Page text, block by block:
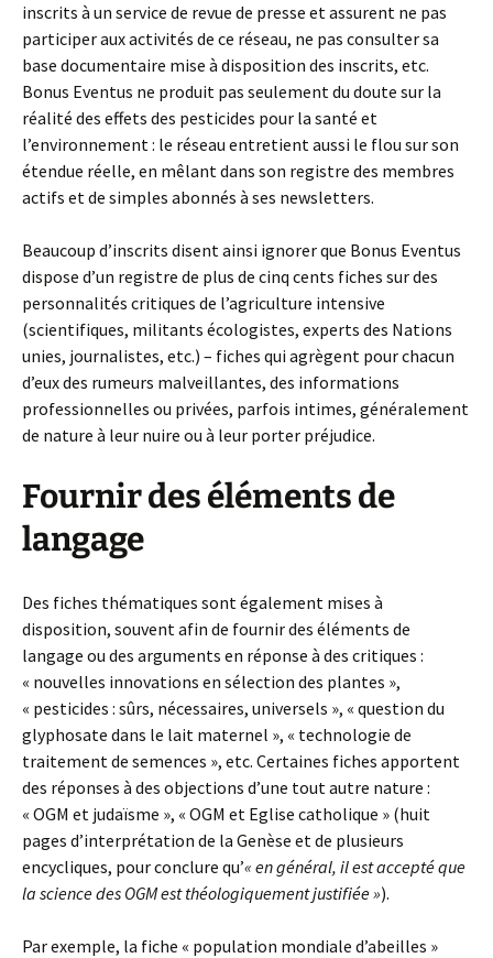
inscrits à un service de revue de presse et assurent ne pas
participer aux activités de ce réseau, ne pas consulter sa
base documentaire mise à disposition des inscrits, etc.
Bonus Eventus ne produit pas seulement du doute sur la
réalité des effets des pesticides pour la santé et
l’environnement : le réseau entretient aussi le flou sur son
étendue réelle, en mêlant dans son registre des membres
actifs et de simples abonnés à ses newsletters.
Beaucoup d’inscrits disent ainsi ignorer que Bonus Eventus
dispose d’un registre de plus de cinq cents fiches sur des
personnalités critiques de l’agriculture intensive
(scientifiques, militants écologistes, experts des Nations
unies, journalistes, etc.) – fiches qui agrègent pour chacun
d’eux des rumeurs malveillantes, des informations
professionnelles ou privées, parfois intimes, généralement
de nature à leur nuire ou à leur porter préjudice.
Fournir des éléments de
langage
Des fiches thématiques sont également mises à
disposition, souvent afin de fournir des éléments de
langage ou des arguments en réponse à des critiques :
« nouvelles innovations en sélection des plantes »,
« pesticides : sûrs, nécessaires, universels », « question du
glyphosate dans le lait maternel », « technologie de
traitement de semences », etc. Certaines fiches apportent
des réponses à des objections d’une tout autre nature :
« OGM et judaïsme », « OGM et Eglise catholique » (huit
pages d’interprétation de la Genèse et de plusieurs
encycliques, pour conclure qu’« en général, il est accepté que
la science des OGM est théologiquement justifiée »).
Par exemple, la fiche « population mondiale d’abeilles »